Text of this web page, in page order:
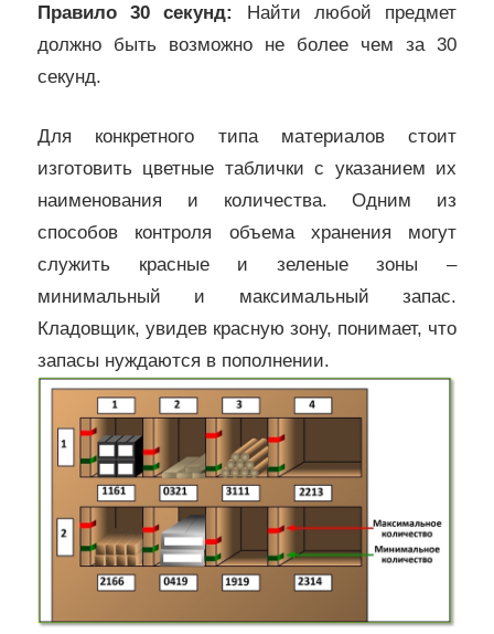
Правило 30 секунд:
Найти любой предмет
должно быть возможно не более чем за 30
секунд.
Для конкретного типа материалов стоит
изготовить цветные таблички с указанием их
наименования и количества. Одним из
способов контроля объема хранения могут
служить красные и зеленые зоны –
минимальный и максимальный запас.
Кладовщик, увидев красную зону, понимает, что
запасы нуждаются в пополнении.